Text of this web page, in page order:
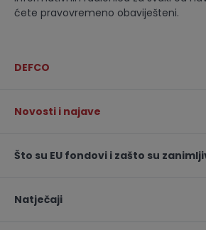
ćete pravovremeno obaviješteni.
DEFCO
Novosti i najave
Što su EU fondovi i zašto su
Natječaji